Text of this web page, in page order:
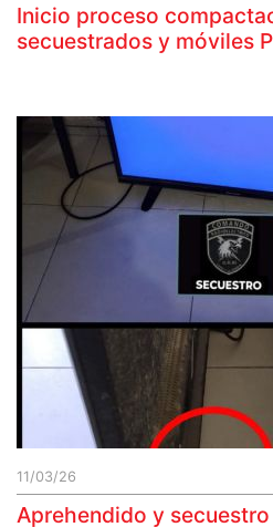
Inicio proceso
secuestrados y móviles
11/03/26
Aprehendido y